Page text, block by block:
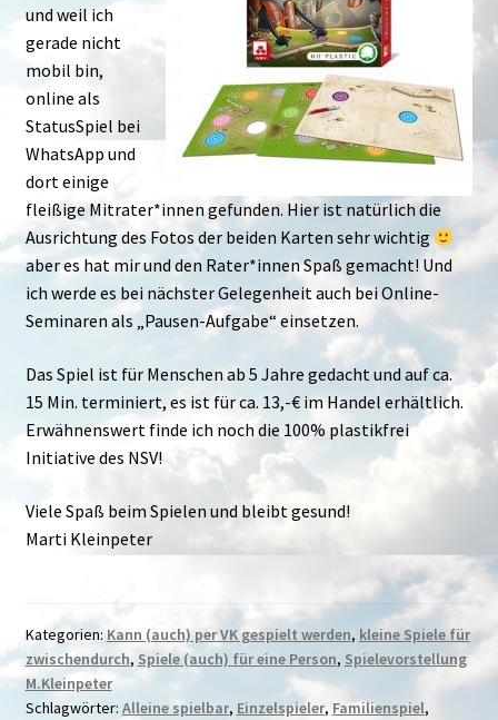
und weil ich
gerade nicht
mobil bin,
online als
StatusSpiel bei
WhatsApp und
dort einige
fleißige Mitrater*innen gefunden. Hier ist natürlich die
Ausrichtung des Fotos der beiden Karten sehr wichtig
aber es hat mir und den Rater*innen Spaß gemacht! Und
ich werde es bei nächster Gelegenheit auch bei Online-
Seminaren als „Pausen-Aufgabe“ einsetzen.
Das Spiel ist für Menschen ab 5 Jahre gedacht und auf ca.
15 Min. terminiert, es ist für ca. 13,-€ im Handel erhältlich.
Erwähnenswert finde ich noch die 100% plastikfrei
Initiative des NSV!
Viele Spaß beim Spielen und bleibt gesund!
Marti Kleinpeter
Kategorien: Kann (auch) per VK gespielt werden, kleine Spiele für
zwischendurch, Spiele (auch) für eine Person, Spielevorstellung
M.Kleinpeter
Schlagwörter: Alleine spielbar, Einzelspieler, Familienspiel,